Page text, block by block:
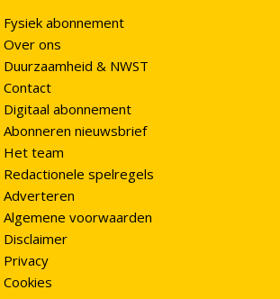
Fysiek abonnement
Over ons
Duurzaamheid & NWST
Contact
Digitaal abonnement
Abonneren nieuwsbrief
Het team
Redactionele spelregels
Adverteren
Algemene voorwaarden
Disclaimer
Privacy
Cookies